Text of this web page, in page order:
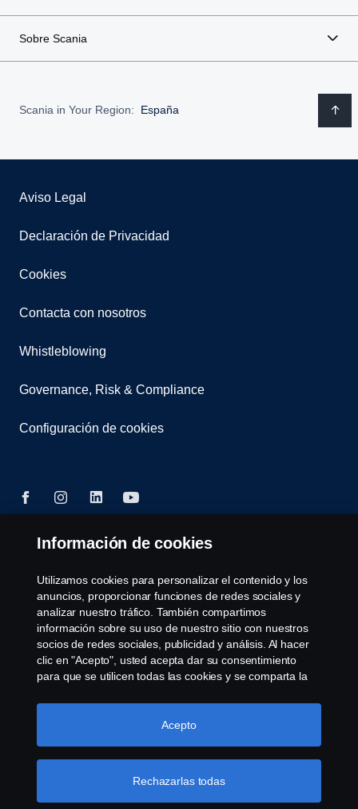
Sobre Scania
Scania in Your Region: España
Aviso Legal
Declaración de Privacidad
Cookies
Contacta con nosotros
Whistleblowing
Governance, Risk & Compliance
Configuración de cookies
CV AB (publ), SE-151 87 Södertälje, Sweden, Tel:
+46-8-55 38 10 00, Fax: +46-8-55 38 10 37.
Información de cookies
Utilizamos cookies para personalizar el contenido y los
anuncios, proporcionar funciones de redes sociales y
analizar nuestro tráfico. También compartimos
información sobre su uso de nuestro sitio con nuestros
socios de redes sociales, publicidad y análisis. Al hacer
clic en "Acepto", usted acepta dar su consentimiento
para que se utilicen todas las cookies y se comparta la
haciendo clic en "Configuración de cookies" y
seleccionando las categorías que desea aceptar. Para
Más información sobre su privacidad
Rechazarlas todas
Acepto